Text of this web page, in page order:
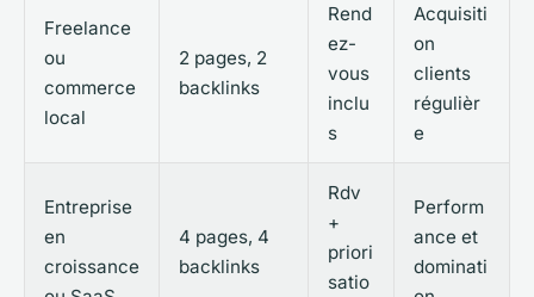
Freelance
ou
commerce
local
2 pages, 2
backlinks
Rend
ez-
vous
inclu
s
Acquisiti
on
clients
régulièr
e
Entreprise
en
croissance
4 pages, 4
backlinks
Rdv
+
priori
satio
Perform
ance et
dominati